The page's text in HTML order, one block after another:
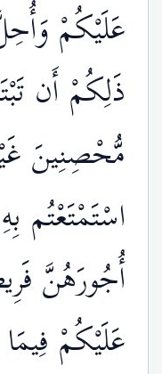
عَلَيْكُمْ
ذَلِكُمْ أَن
مُّحْصِنِينَ
اسْتَمْتَعْتُم
أُجُورَهُنَّ
عَلَيْكُمْ